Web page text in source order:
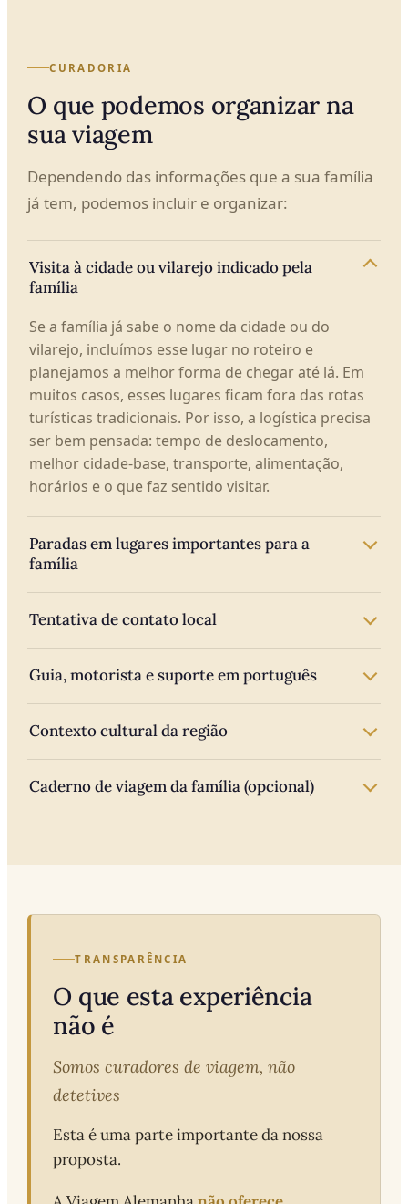
CURADORIA
O que podemos organizar na
sua viagem
Dependendo das informações que a sua família
já tem, podemos incluir e organizar:
Visita à cidade ou vilarejo indicado pela
família
Se a família já sabe o nome da cidade ou do
vilarejo, incluímos esse lugar no roteiro e
planejamos a melhor forma de chegar até lá. Em
muitos casos, esses lugares ficam fora das rotas
turísticas tradicionais. Por isso, a logística precisa
ser bem pensada: tempo de deslocamento,
melhor cidade-base, transporte, alimentação,
horários e o que faz sentido visitar.
Paradas em lugares importantes para a
família
Tentativa de contato local
Guia, motorista e suporte em português
Contexto cultural da região
Caderno de viagem da família (opcional)
TRANSPARÊNCIA
O que esta experiência
não é
Somos curadores de viagem, não
detetives
Esta é uma parte importante da nossa
proposta.